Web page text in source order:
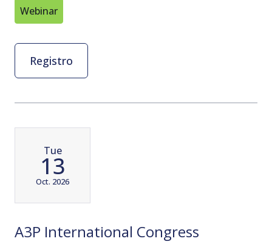
Webinar
Registro
Tue
13
Oct. 2026
A3P International Congress